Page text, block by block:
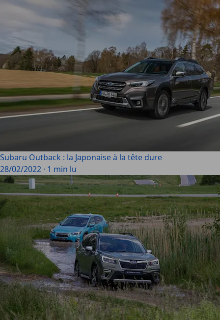
Subaru Outback : la Japonaise à la tête dure
28/02/2022 · 1 min lu